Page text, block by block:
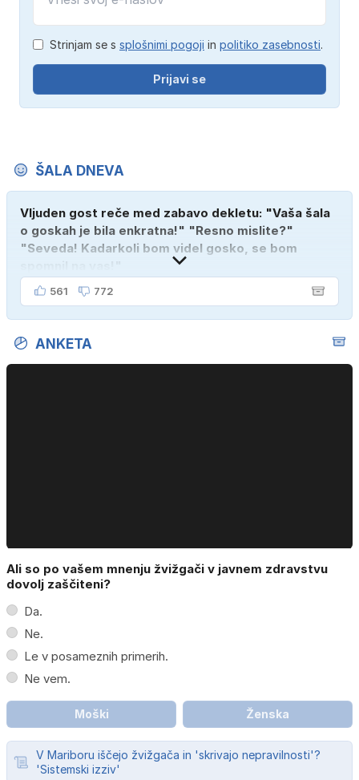
Strinjam se s splošnimi pogoji in politiko zasebnosti.
Prijavi se
ŠALA DNEVA
Vljuden gost reče med zabavo dekletu: "Vaša šala
o goskah je bila enkratna!" "Resno mislite?"
"Seveda! Kadarkoli bom videl gosko, se bom
561 772
ANKETA
Ali so po vašem mnenju žvižgači v javnem zdravstvu
dovolj zaščiteni?
Da.
Ne.
Le v posameznih primerih.
Ne vem.
Moški Ženska
V Mariboru iščejo žvižgača in 'skrivajo nepravilnosti'?
'Sistemski izziv'